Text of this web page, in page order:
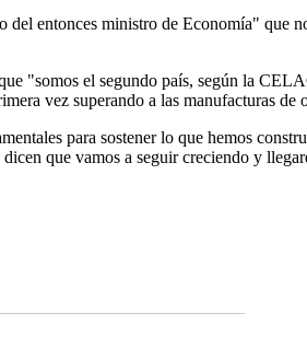
entonces ministro de Economía" que
"somos el segundo país, según la
vez superando a las manufacturas de
para sostener lo que hemos
que vamos a seguir creciendo y